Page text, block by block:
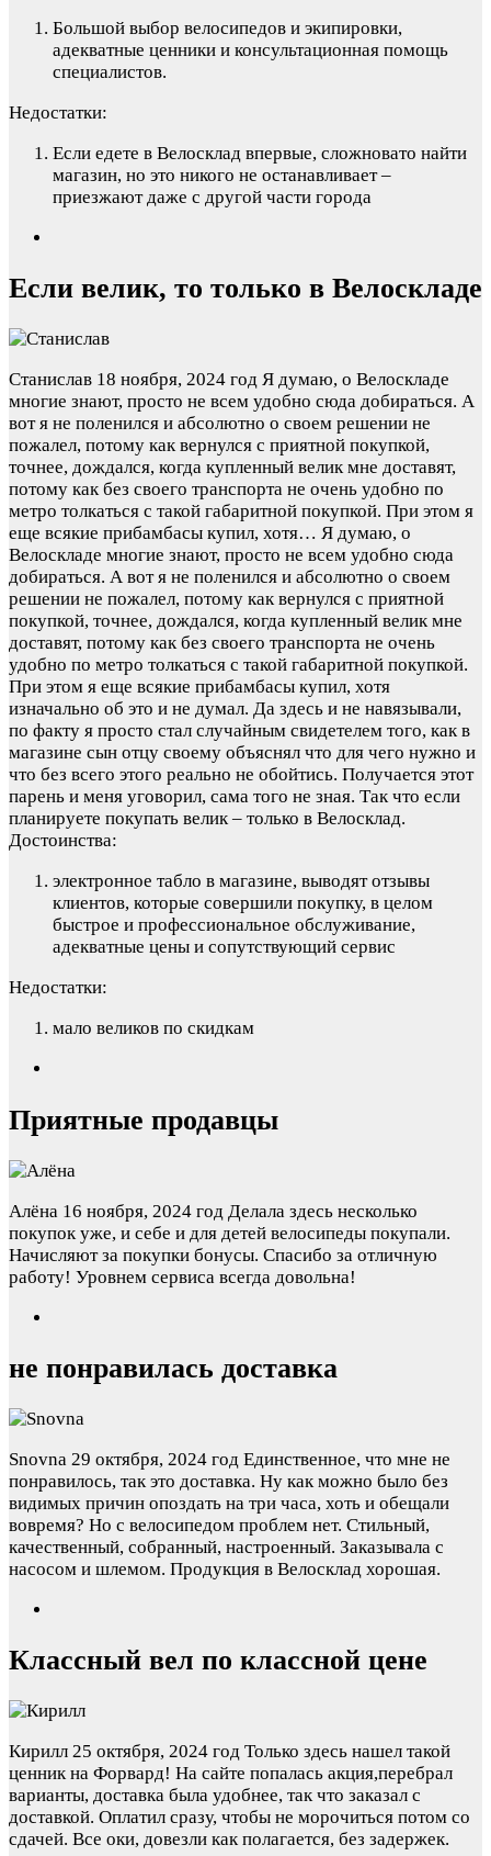
Большой выбор велосипедов и экипировки,
адекватные ценники и консультационная помощь
специалистов.
Недостатки:
Если едете в Велосклад впервые, сложновато найти
магазин, но это никого не останавливает –
приезжают даже с другой части города
Если велик, то только в Велоскладе
Станислав 18 ноября, 2024 год Я думаю, о Велоскладе
многие знают, просто не всем удобно сюда добираться. А
вот я не поленился и абсолютно о своем решении не
пожалел, потому как вернулся с приятной покупкой,
точнее, дождался, когда купленный велик мне доставят,
потому как без своего транспорта не очень удобно по
метро толкаться с такой габаритной покупкой. При этом я
еще всякие прибамбасы купил, хотя… Я думаю, о
Велоскладе многие знают, просто не всем удобно сюда
добираться. А вот я не поленился и абсолютно о своем
решении не пожалел, потому как вернулся с приятной
покупкой, точнее, дождался, когда купленный велик мне
доставят, потому как без своего транспорта не очень
удобно по метро толкаться с такой габаритной покупкой.
При этом я еще всякие прибамбасы купил, хотя
изначально об это и не думал. Да здесь и не навязывали,
по факту я просто стал случайным свидетелем того, как в
магазине сын отцу своему объяснял что для чего нужно и
что без всего этого реально не обойтись. Получается этот
парень и меня уговорил, сама того не зная. Так что если
планируете покупать велик – только в Велосклад.
Достоинства:
электронное табло в магазине, выводят отзывы
клиентов, которые совершили покупку, в целом
быстрое и профессиональное обслуживание,
адекватные цены и сопутствующий сервис
Недостатки:
мало великов по скидкам
Приятные продавцы
Алёна 16 ноября, 2024 год Делала здесь несколько
покупок уже, и себе и для детей велосипеды покупали.
Начисляют за покупки бонусы. Спасибо за отличную
работу! Уровнем сервиса всегда довольна!
не понравилась доставка
Snovna 29 октября, 2024 год Единственное, что мне не
понравилось, так это доставка. Ну как можно было без
видимых причин опоздать на три часа, хоть и обещали
вовремя? Но с велосипедом проблем нет. Стильный,
качественный, собранный, настроенный. Заказывала с
насосом и шлемом. Продукция в Велосклад хорошая.
Классный вел по классной цене
Кирилл 25 октября, 2024 год Только здесь нашел такой
ценник на Форвард! На сайте попалась акция,перебрал
варианты, доставка была удобнее, так что заказал с
доставкой. Оплатил сразу, чтобы не морочиться потом со
сдачей. Все оки, довезли как полагается, без задержек.